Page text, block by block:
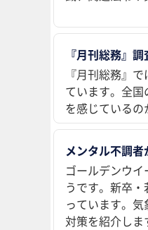
『月刊総務』調
『月刊総務』
ています。全
を感じている
メンタル不調
ゴールデンウ
うです。新卒
っています。
対策を紹介しま